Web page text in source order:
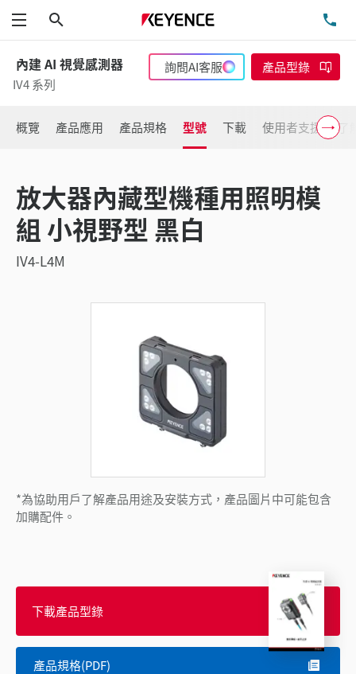
功能表
內建 AI 視覺感測器
IV4 系列
詢問AI客服 產品型錄
概覽 產品應用 產品規格 型號 下載 使用者支援 了
放大器內藏型機種用照明模
組 小視野型 黑白
IV4-L4M
*為協助用戶了解產品用途及安裝方式，產品圖片中可能包含
加購配件。
下載產品型錄
產品規格(PDF)